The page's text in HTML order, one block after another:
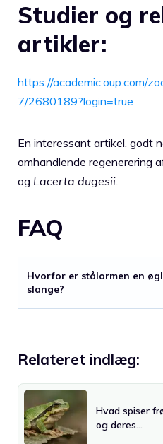
Studier og
artikler:
https://academic.oup.com/
7/2680189?login=true
En interessant artikel, godt
omhandlende regenerering
og Lacerta dugesii.
FAQ
Hvorfor er stålormen en
slange?
Relateret indlæg:
Hvad spiser
og deres…